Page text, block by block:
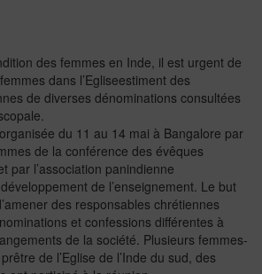
des femmes en Inde, il est urgent de
dans l’Egliseestiment des
de diverses dénominations consultées
du 11 au 14 mai à Bangalore par
de la conférence des évêques
par l’association panindienne
de l’enseignement. Le but
des responsables chrétiennes
et confessions différentes à
de la société. Plusieurs femmes-
de l’Eglise de l’Inde du sud, des